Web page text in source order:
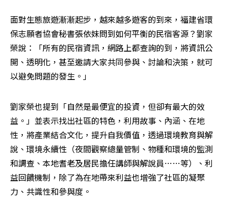
面對生態旅遊漸漸起步，越來越多遊客的到來，福建省環
保志願者協會秘書張依妹問到如何平衡的民宿客源？劉家
榮說：「所有的民宿資訊，網路上都查詢的到，將資訊公
開、透明化，甚至邀請大家共同參與、討論和決策，就可
以避免問題的發生。」
劉家榮也提到「自然是最便宜的投資，但卻有最大的效
益。」並表示找出社區的特色，利用故事、內涵、在地
性，將產業結合文化，提升自我價值，透過環境教育與解
說、環境永續性（夜間觀察總量管制、物種和環境的監測
和調查、本地耆老及居民擔任講師與解說員……等）、利
益回饋機制，除了為在地帶來利益也增強了社區的凝聚
力、共識性和參與度。